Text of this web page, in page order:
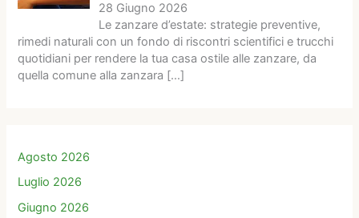
28 Giugno 2026
Le zanzare d’estate: strategie preventive,
rimedi naturali con un fondo di riscontri scientifici e trucchi
quotidiani per rendere la tua casa ostile alle zanzare, da
quella comune alla zanzara […]
Agosto 2026
Luglio 2026
Giugno 2026